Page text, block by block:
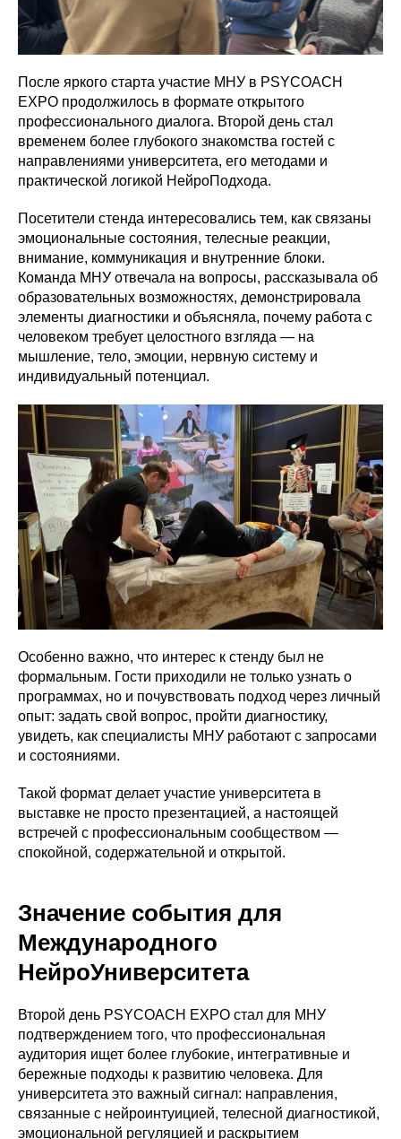
После яркого старта участие МНУ в PSYCOACH
EXPO продолжилось в формате открытого
профессионального диалога. Второй день стал
временем более глубокого знакомства гостей с
направлениями университета, его методами и
практической логикой НейроПодхода.
Посетители стенда интересовались тем, как связаны
эмоциональные состояния, телесные реакции,
внимание, коммуникация и внутренние блоки.
Команда МНУ отвечала на вопросы, рассказывала об
образовательных возможностях, демонстрировала
элементы диагностики и объясняла, почему работа с
человеком требует целостного взгляда — на
мышление, тело, эмоции, нервную систему и
индивидуальный потенциал.
Особенно важно, что интерес к стенду был не
формальным. Гости приходили не только узнать о
программах, но и почувствовать подход через личный
опыт: задать свой вопрос, пройти диагностику,
увидеть, как специалисты МНУ работают с запросами
и состояниями.
Такой формат делает участие университета в
выставке не просто презентацией, а настоящей
встречей с профессиональным сообществом —
спокойной, содержательной и открытой.
Значение события для
Международного
НейроУниверситета
Второй день PSYCOACH EXPO стал для МНУ
подтверждением того, что профессиональная
аудитория ищет более глубокие, интегративные и
бережные подходы к развитию человека. Для
университета это важный сигнал: направления,
связанные с нейроинтуицией, телесной диагностикой,
эмоциональной регуляцией и раскрытием